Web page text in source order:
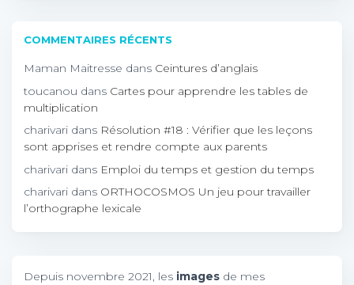
COMMENTAIRES RÉCENTS
Maman Maitresse dans Ceintures d’anglais
toucanou dans Cartes pour apprendre les tables de
multiplication
charivari dans Résolution #18 : Vérifier que les leçons
sont apprises et rendre compte aux parents
charivari dans Emploi du temps et gestion du temps
charivari dans ORTHOCOSMOS Un jeu pour travailler
l’orthographe lexicale
Depuis novembre 2021, les images de mes